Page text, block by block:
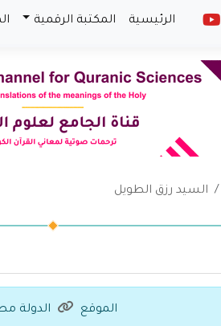
الرئيسية المكتبة الرقمية
السيد رزق الطويل
الموقع الدولة